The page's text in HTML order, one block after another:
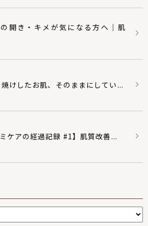
開き・キメが気になる方へ｜肌
けしたお肌、そのままにしてい...
ミケアの経過記録 #1】肌質改善...